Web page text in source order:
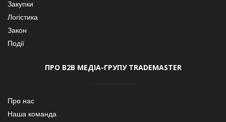
Закупки
Логістика
Закон
Події
ПРО В2В МЕДІА-ГРУПУ TRADEMASTER
Про нас
Наша команда